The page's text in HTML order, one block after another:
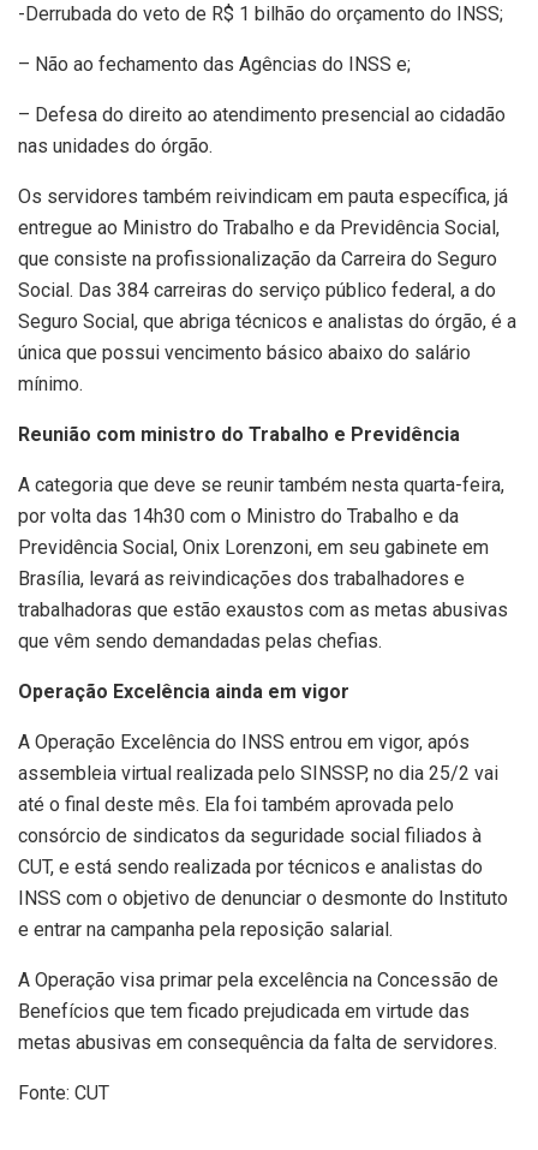
-Derrubada do veto de R$ 1 bilhão do orçamento do INSS;
– Não ao fechamento das Agências do INSS e;
– Defesa do direito ao atendimento presencial ao cidadão
nas unidades do órgão.
Os servidores também reivindicam em pauta específica, já
entregue ao Ministro do Trabalho e da Previdência Social,
que consiste na profissionalização da Carreira do Seguro
Social. Das 384 carreiras do serviço público federal, a do
Seguro Social, que abriga técnicos e analistas do órgão, é a
única que possui vencimento básico abaixo do salário
mínimo.
Reunião com ministro do Trabalho e Previdência
A categoria que deve se reunir também nesta quarta-feira,
por volta das 14h30 com o Ministro do Trabalho e da
Previdência Social, Onix Lorenzoni, em seu gabinete em
Brasília, levará as reivindicações dos trabalhadores e
trabalhadoras que estão exaustos com as metas abusivas
que vêm sendo demandadas pelas chefias.
Operação Excelência ainda em vigor
A Operação Excelência do INSS entrou em vigor, após
assembleia virtual realizada pelo SINSSP, no dia 25/2 vai
até o final deste mês. Ela foi também aprovada pelo
consórcio de sindicatos da seguridade social filiados à
CUT, e está sendo realizada por técnicos e analistas do
INSS com o objetivo de denunciar o desmonte do Instituto
e entrar na campanha pela reposição salarial.
A Operação visa primar pela excelência na Concessão de
Benefícios que tem ficado prejudicada em virtude das
metas abusivas em consequência da falta de servidores.
Fonte: CUT